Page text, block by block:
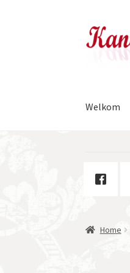
Ga
door
Ga
naar
Welkom
Home